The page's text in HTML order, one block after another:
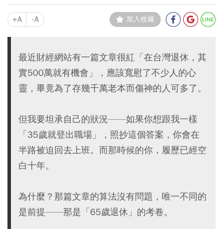
+A -A 加入收藏
最近財經網站有一篇文章很紅「在台灣退休，其
實500萬就有機會」，應該寬慰了不少人的心
靈，畢竟為了存幾千萬老本而傷神的人可多了。
但我要坦承自己的狀況——如果你想跟我一樣
「35歲就登出職場」，照抄這個答案，你會在
半路被迫回去上班。而那時候的你，履歷已經空
白十年。
為什麼？那篇文章的算法沒有問題，唯一不同的
是前提——那是「65歲退休」的考卷。